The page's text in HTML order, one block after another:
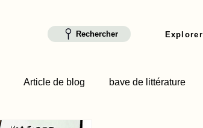
Rechercher Explorer
Article de blog bave de littérature